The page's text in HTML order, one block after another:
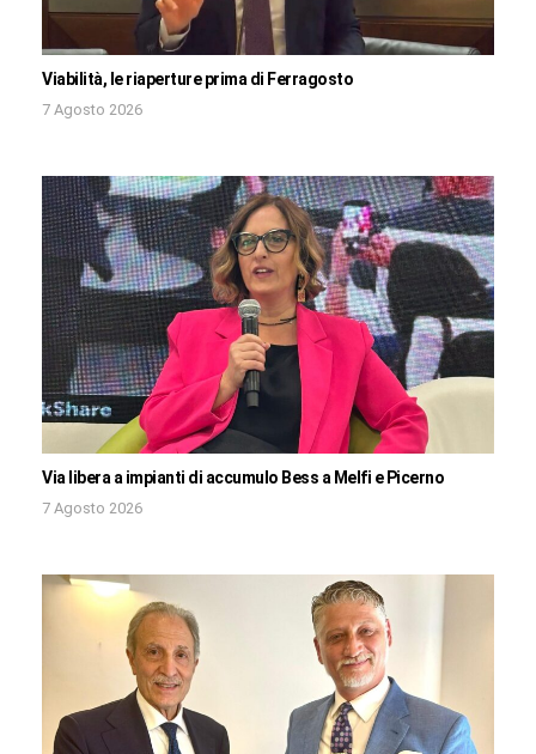
Viabilità, le riaperture prima di Ferragosto
7 Agosto 2026
Via libera a impianti di accumulo Bess a Melfi e Picerno
7 Agosto 2026